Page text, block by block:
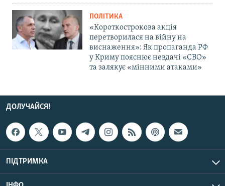
ПОЛІТИКА
«Короткострокова акція
перетворилася на війну на
виснаження»: Як пропаганда РФ
у Криму пояснює невдачі «СВО»
та залякує «мінними атаками»
ДОЛУЧАЙСЯ!
ПІДТРИМКА